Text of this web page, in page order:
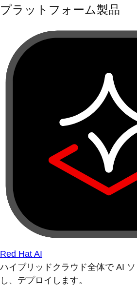
プラットフォーム製品
Red Hat AI
ハイブリッドクラウド全体で AI
し、デプロイします。